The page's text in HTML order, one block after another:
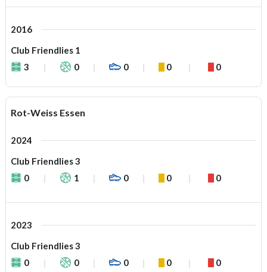
2016
Club Friendlies 1
3
0 0 0 0
Rot-Weiss Essen
2024
Club Friendlies 3
0
1 0 0 0
2023
Club Friendlies 3
0
0 0 0 0